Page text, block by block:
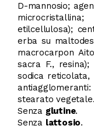
D-mannosio;
etilcellulosa);
erba su
macrocarpon
sacra F., resina);
sodica reticolata,
stearato vegetale.
Senza glutine.
Senza lattosio.